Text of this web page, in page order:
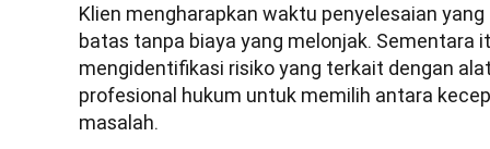
Klien mengharapkan waktu penyelesaian
batas tanpa biaya yang melonjak. Sementara
mengidentifikasi risiko yang terkait dengan
profesional hukum untuk memilih antara
masalah.